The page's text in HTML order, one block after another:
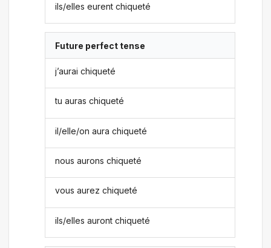
ils/elles eurent chiqueté
Future perfect tense
j’aurai chiqueté
tu auras chiqueté
il/elle/on aura chiqueté
nous aurons chiqueté
vous aurez chiqueté
ils/elles auront chiqueté